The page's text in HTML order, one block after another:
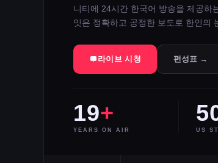
니티에 24시간 한국어 방송을 제공하
잇은 정확하고 공정한 보도로 한인의
라이브 시청 편성표 →
19+
YEARS ON AIR US